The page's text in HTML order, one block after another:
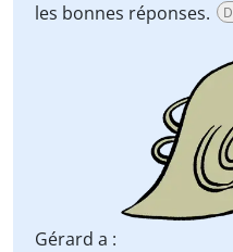
les bonnes réponses.
Gérard a :